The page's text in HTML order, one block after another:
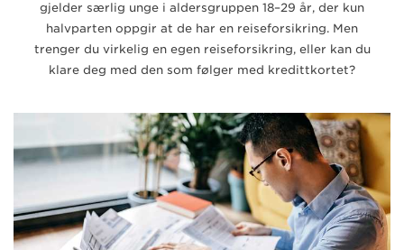
gjelder særlig unge i aldersgruppen 18–29 år, der kun
halvparten oppgir at de har en reiseforsikring. Men
trenger du virkelig en egen reiseforsikring, eller kan du
klare deg med den som følger med kredittkortet?